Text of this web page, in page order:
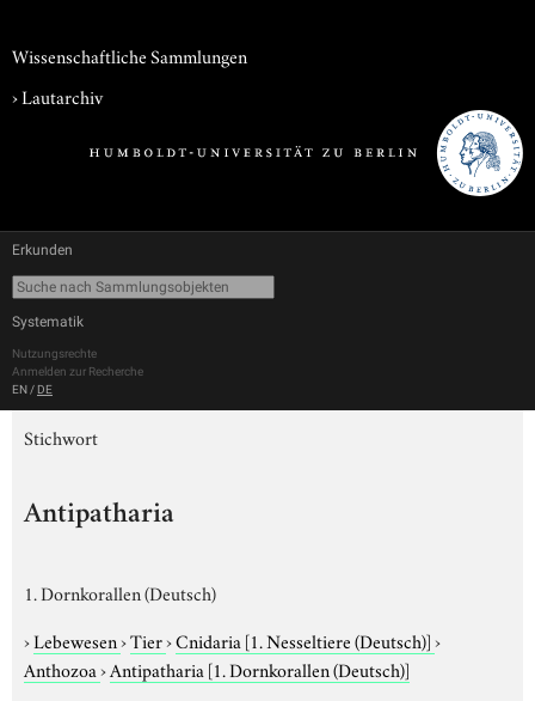
Wissenschaftliche Sammlungen
›Lautarchiv
Erkunden
Systematik
Nutzungsrechte
Anmelden zur Recherche
EN / DE
Stichwort
Antipatharia
1. Dornkorallen (Deutsch)
›Lebewesen›Tier›Cnidaria [1. Nesseltiere (Deutsch)]›
Anthozoa›Antipatharia [1. Dornkorallen (Deutsch)]